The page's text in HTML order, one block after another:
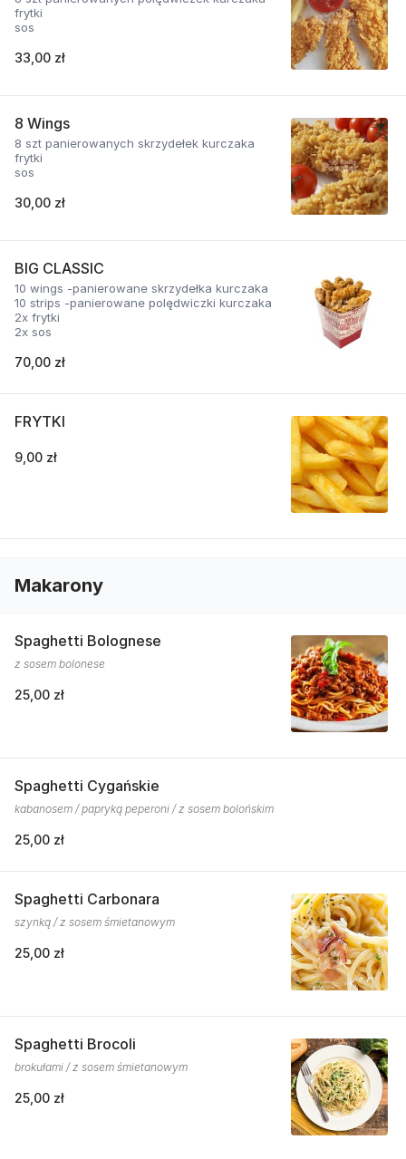
frytki
sos
33,00 zł
8 Wings
8 szt panierowanych skrzydełek kurczaka
frytki
sos
30,00 zł
BIG CLASSIC
10 wings -panierowane skrzydełka kurczaka
10 strips -panierowane polędwiczki kurczaka
2x frytki
2x sos
70,00 zł
FRYTKI
9,00 zł
Makarony
Spaghetti Bolognese
z sosem bolonese
25,00 zł
Spaghetti Cygańskie
kabanosem / papryką peperoni / z sosem bolońskim
25,00 zł
Spaghetti Carbonara
szynką / z sosem śmietanowym
25,00 zł
Spaghetti Brocoli
brokułami / z sosem śmietanowym
25,00 zł